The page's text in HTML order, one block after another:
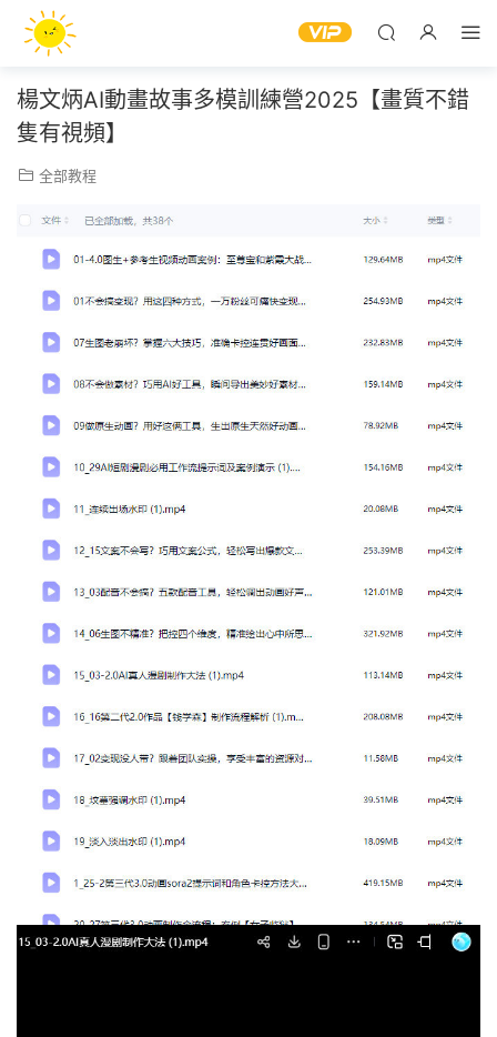
楊文炳AI動畫故事多模訓練營2025【畫質不錯
隻有視頻】
全部教程